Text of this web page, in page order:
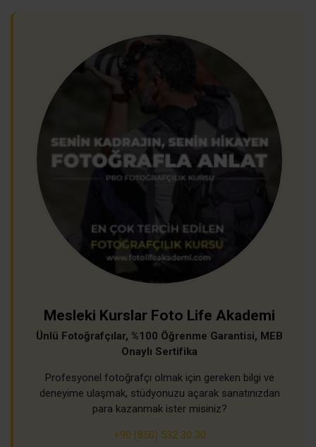
Mesleki Kurslar Foto Life Akademi
Ünlü Fotoğrafçılar, %100 Öğrenme Garantisi, MEB
Onaylı Sertifika
Profesyonel fotoğrafçı olmak için gereken bilgi ve
deneyime ulaşmak, stüdyonuzu açarak sanatınızdan
para kazanmak ister misiniz?
+90 (850) 532 30 30